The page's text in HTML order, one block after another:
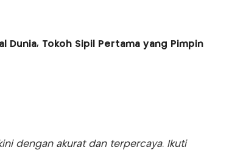
Dunia, Tokoh Sipil Pertama yang Pimpin
dengan akurat dan terpercaya. Ikuti